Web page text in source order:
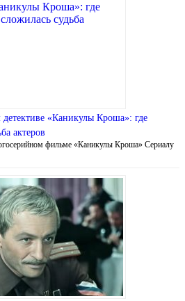
«Каникулы Кроша»: где
актеров
фильме «Каникулы Кроша» Сериалу